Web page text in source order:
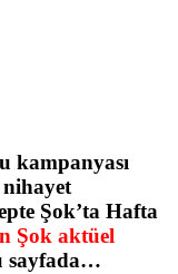
kampanyası
Şok’ta Hafta
Şok aktüel
sayfada…